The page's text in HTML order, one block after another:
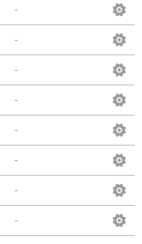
-
-
-
-
-
-
-
-